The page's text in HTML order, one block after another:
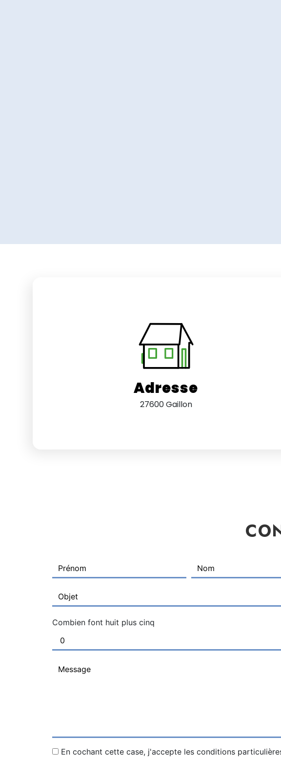
Adresse
27600 Gaillon
Combien font huit plus cinq
En cochant cette case, j'accepte les conditions